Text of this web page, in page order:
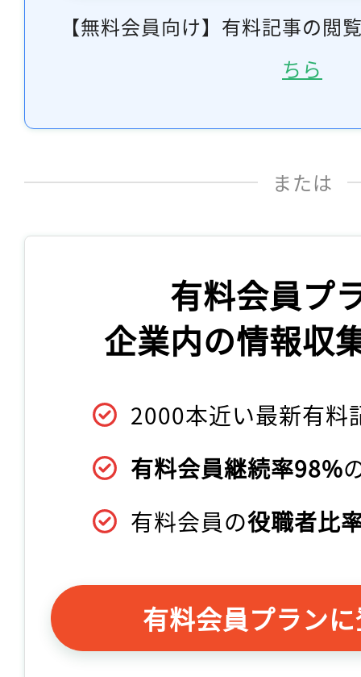
【無料会員向け】有料記事の閲
ちら
または
有料会員プ
企業内の情報収
2000本近い最新有料
有料会員継続率98%
有料会員の役職者比
有料会員プラン